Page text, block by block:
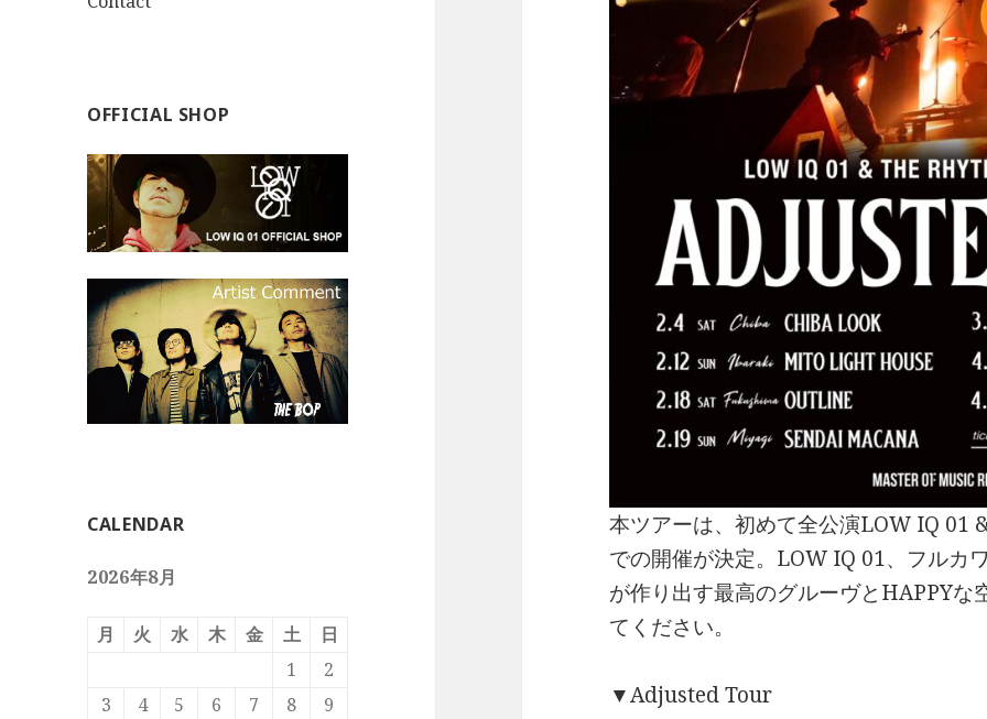
OFFICIAL SHOP
CALENDAR
2026年8月
月 火 水 木 金 土
日
1
2
3
4 5 6 7 8
9
本ツアーは、初めて全公演LOW IQ 01
での開催が決定。LOW IQ 01、フルカ
が作り出す最高のグルーヴとHAPPYな
てください。
▼Adjusted Tour